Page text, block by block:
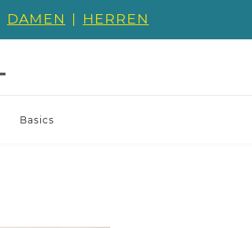
DAMEN | HERREN
Basics